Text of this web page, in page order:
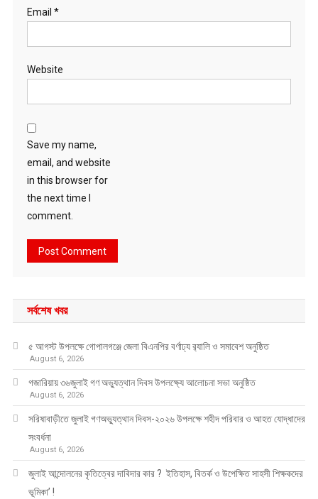
Email *
Website
Save my name,
email, and website
in this browser for
the next time I
comment.
সর্বশেষ খবর
৫ আগস্ট উপলক্ষে গোপালগঞ্জে জেলা বিএনপির বর্ণাঢ্য র‍্যালি ও সমাবেশ অনুষ্ঠিত
August 6, 2026
গজারিয়ায় ৩৬জুলাই গণ অভ্যুত্থান দিবস উপলক্ষ্যে আলোচনা সভা অনুষ্ঠিত
August 6, 2026
সরিষাবাড়ীতে জুলাই গণঅভ্যুত্থান দিবস-২০২৬ উপলক্ষে শহীদ পরিবার ও আহত যোদ্ধাদের
সংবর্ধনা
August 6, 2026
জুলাই আন্দোলনের কৃতিত্বের দাবিদার কার ? ইতিহাস, বিতর্ক ও উপেক্ষিত সাহসী শিক্ষকদের
ভূমিকা’ !